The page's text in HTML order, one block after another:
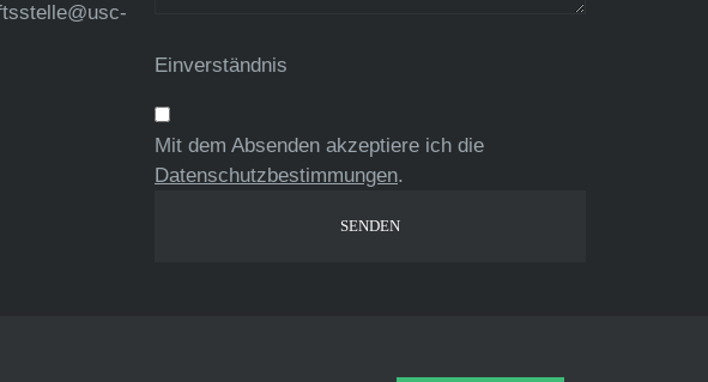
Einverständnis
Mit dem Absenden akzeptiere ich die
Datenschutzbestimmungen.